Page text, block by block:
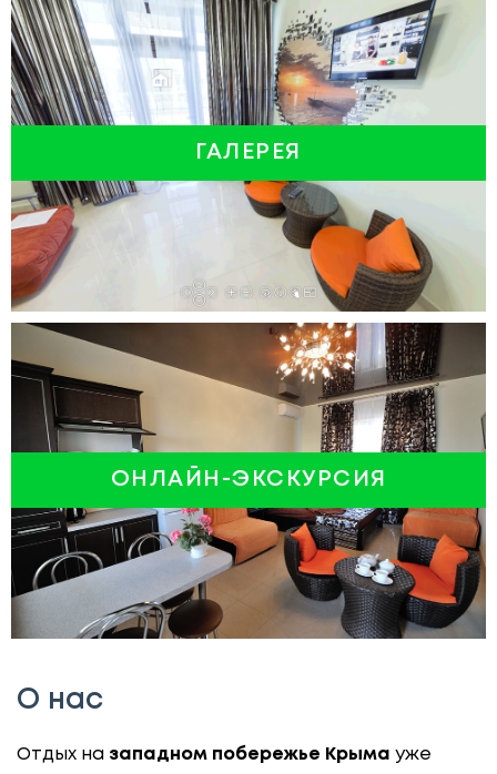
ГАЛЕРЕЯ
ОНЛАЙН-ЭКСКУРСИЯ
О нас
Отдых на западном побережье Крыма уже